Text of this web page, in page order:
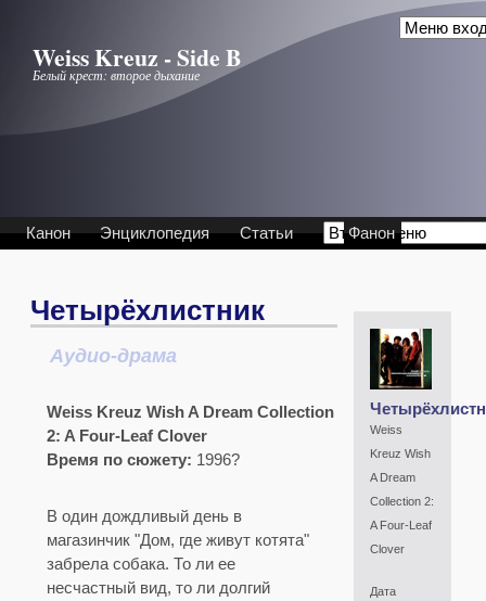
Weiss Kreuz - Side B
Белый крест: второе дыхание
Канон Энциклопедия Статьи Фанон
Четырёхлистник
Аудио-драма
Weiss Kreuz Wish A Dream Collection
2: A Four-Leaf Clover
Время по сюжету: 1996?
В один дождливый день в
магазинчик "Дом, где живут котята"
забрела собака. То ли ее
несчастный вид, то ли долгий
Weiss
Kreuz Wish
A Dream
Collection 2:
A Four-Leaf
Clover
Дата